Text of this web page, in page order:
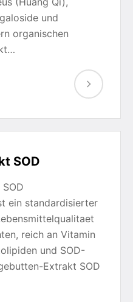
und
organischen
SOD
ein standardisierter
reich an Vitamin
und SOD-
Extrakt SOD